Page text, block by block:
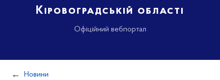
Кіровоградській області
Офіційний вебпортал
Новини